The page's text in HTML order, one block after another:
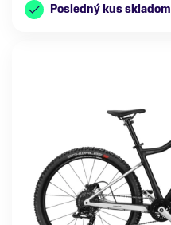
Posledný kus skladom